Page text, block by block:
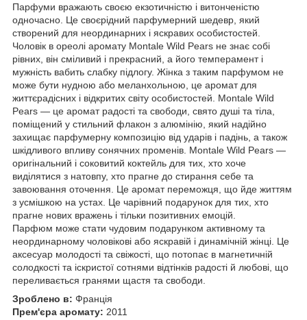
Парфуми вражають своєю екзотичністю і витонченістю
одночасно. Це своєрідний парфумерний шедевр, який
створений для неординарних і яскравих особистостей.
Чоловік в ореолі аромату Montale Wild Pears не знає собі
рівних, він сміливий і прекрасний, а його темперамент і
мужність вабить слабку підлогу. Жінка з таким парфумом не
може бути нудною або меланхольною, це аромат для
життєрадісних і відкритих світу особистостей. Montale Wild
Pears — це аромат радості та свободи, свято душі та тіла,
поміщений у стильний флакон з алюмінію, який надійно
захищає парфумерну композицію від ударів і падінь, а також
шкідливого впливу сонячних променів. Montale Wild Pears —
оригінальний і соковитий коктейль для тих, хто хоче
виділятися з натовпу, хто прагне до стирання себе та
завоювання оточення. Це аромат переможця, що йде життям
з усмішкою на устах. Це чарівний подарунок для тих, хто
прагне нових вражень і тільки позитивних емоцій.
Парфюм може стати чудовим подарунком активному та
неординарному чоловікові або яскравій і динамічній жінці. Це
аксесуар молодості та свіжості, що потопає в магнетичній
солодкості та іскристої сотнями відтінків радості й любові, що
переливається гранями щастя та свободи.
Зроблено в: Франція
Прем'єра аромату: 2011